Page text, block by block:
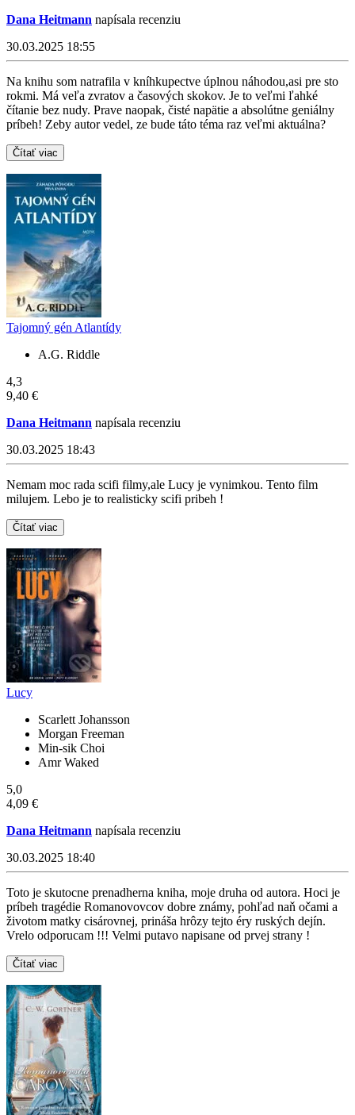
Dana Heitmann napísala recenziu
30.03.2025 18:55
Na knihu som natrafila v kníhkupectve úplnou náhodou,asi pre sto
rokmi. Má veľa zvratov a časových skokov. Je to veľmi ľahké
čítanie bez nudy. Prave naopak, čisté napätie a absolútne geniálny
príbeh! Zeby autor vedel, ze bude táto téma raz veľmi aktuálna?
Čítať viac
Tajomný gén Atlantídy
A.G. Riddle
4,3
9,40 €
Dana Heitmann napísala recenziu
30.03.2025 18:43
Nemam moc rada scifi filmy,ale Lucy je vynimkou. Tento film
milujem. Lebo je to realisticky scifi pribeh !
Čítať viac
Lucy
Scarlett Johansson
Morgan Freeman
Min-sik Choi
Amr Waked
5,0
4,09 €
Dana Heitmann napísala recenziu
30.03.2025 18:40
Toto je skutocne prenadherna kniha, moje druha od autora. Hoci je
príbeh tragédie Romanovovcov dobre známy, pohľad naň očami a
životom matky cisárovnej, prináša hrôzy tejto éry ruských dejín.
Vrelo odporucam !!! Velmi putavo napisane od prvej strany !
Čítať viac